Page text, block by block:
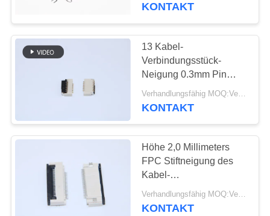
VERBINDUNG
FORDERN
ZITAT
SITEMAP
KONTAKT
13 Kabel-
Verbindungsstück-
Neigung 0.3mm Pin
FPC einfach auf
VORMONTIERTEM
KONTAKT
Höhe 2,0 Millimeters
FPC Stiftneigung des
Kabel-
Verbindungsstück-9-61
für Kommunikations-
Verhandlungsfähig MOQ:Verhandelbar
KONTAKT